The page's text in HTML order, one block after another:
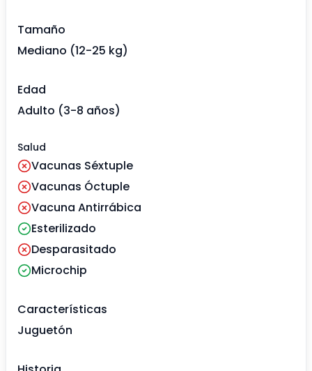
Tamaño
Mediano (12-25 kg)
Edad
Adulto (3-8 años)
Salud
Vacunas Séxtuple
Vacunas Óctuple
Vacuna Antirrábica
Esterilizado
Desparasitado
Microchip
Características
Juguetón